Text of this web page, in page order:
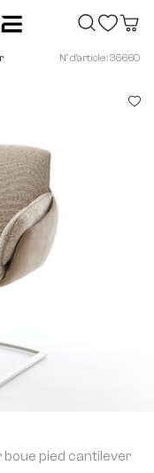
N° d'article : 36660
pied cantilever